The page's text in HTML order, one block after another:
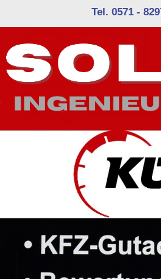
Tel. 0571 -